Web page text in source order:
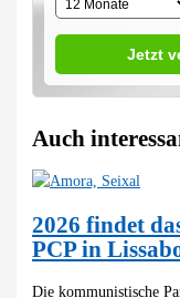
Jetzt
Auch
2026 findet
PCP in
Die kommunistische